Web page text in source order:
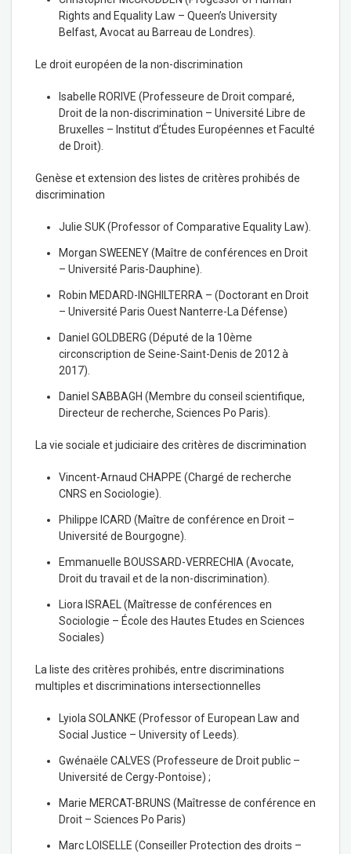
Rights and Equality Law – Queen’s University
Belfast, Avocat au Barreau de Londres).
Le droit européen de la non-discrimination
Isabelle RORIVE (Professeure de Droit comparé,
Droit de la non-discrimination – Université Libre de
Bruxelles – Institut d’Études Européennes et Faculté
de Droit).
Genèse et extension des listes de critères prohibés de
discrimination
Julie SUK (Professor of Comparative Equality Law).
Morgan SWEENEY (Maître de conférences en Droit
– Université Paris-Dauphine).
Robin MEDARD-INGHILTERRA – (Doctorant en Droit
– Université Paris Ouest Nanterre-La Défense)
Daniel GOLDBERG (Député de la 10ème
circonscription de Seine-Saint-Denis de 2012 à
2017).
Daniel SABBAGH (Membre du conseil scientifique,
Directeur de recherche, Sciences Po Paris).
La vie sociale et judiciaire des critères de discrimination
Vincent-Arnaud CHAPPE (Chargé de recherche
CNRS en Sociologie).
Philippe ICARD (Maître de conférence en Droit –
Université de Bourgogne).
Emmanuelle BOUSSARD-VERRECHIA (Avocate,
Droit du travail et de la non-discrimination).
Liora ISRAEL (Maîtresse de conférences en
Sociologie – École des Hautes Etudes en Sciences
Sociales)
La liste des critères prohibés, entre discriminations
multiples et discriminations intersectionnelles
Lyiola SOLANKE (Professor of European Law and
Social Justice – University of Leeds).
Gwénaële CALVES (Professeure de Droit public –
Université de Cergy-Pontoise) ;
Marie MERCAT-BRUNS (Maîtresse de conférence en
Droit – Sciences Po Paris)
Marc LOISELLE (Conseiller Protection des droits –